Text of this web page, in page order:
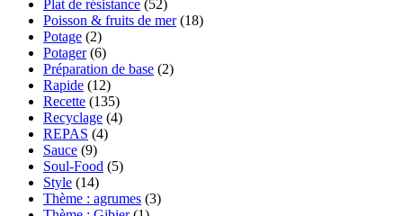
Plat de résistance (52)
Poisson & fruits de mer(18)
Potage (2)
Potager(6)
Préparation de base (2)
Rapide (12)
Recette (135)
Recyclage (4)
REPAS (4)
Sauce (9)
Soul-Food (5)
Style (14)
Thème : agrumes (3)